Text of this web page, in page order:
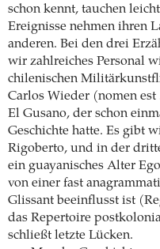
schon kennt, tauchen
Ereignisse nehmen ihren
anderen. Bei den drei
wir zahlreiches Personal
chilenischen
Carlos Wieder (nomen
El Gusano, der schon
Geschichte hatte. Es gibt
Rigoberto, und in der
ein guayanisches Alter
von einer fast
Glissant beeinflusst ist
das Repertoire
schließt letzte Lücken.